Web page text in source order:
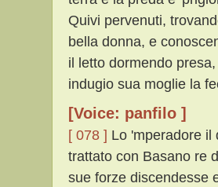
Quivi pervenuti,
bella donna, e
il letto dormendo
indugio sua moglie la
[Voice: panfilo ]
[ 078 ] Lo 'mperadore il
trattato con Basano re
sue forze discendesse